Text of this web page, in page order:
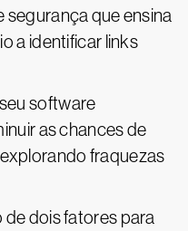
que ensina
a identificar links
software
as chances de
fraquezas
dois fatores para